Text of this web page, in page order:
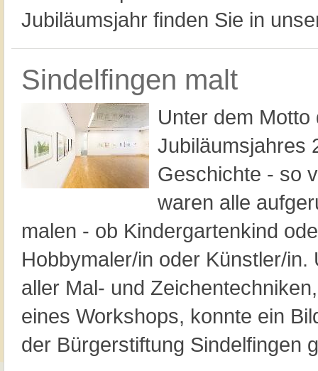
Jubiläumsjahr finden Sie in
Sindelfingen malt
Unter dem
Jubiläumsjahres
Geschichte - so
waren alle
malen - ob Kindergartenkind
Hobbymaler/in oder Künstler/in.
aller Mal- und
eines Workshops, konnte ein
der Bürgerstiftung Sindelfingen